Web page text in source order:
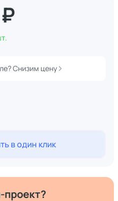
Нашли дешевле? Снизим цену
в один клик
проект?